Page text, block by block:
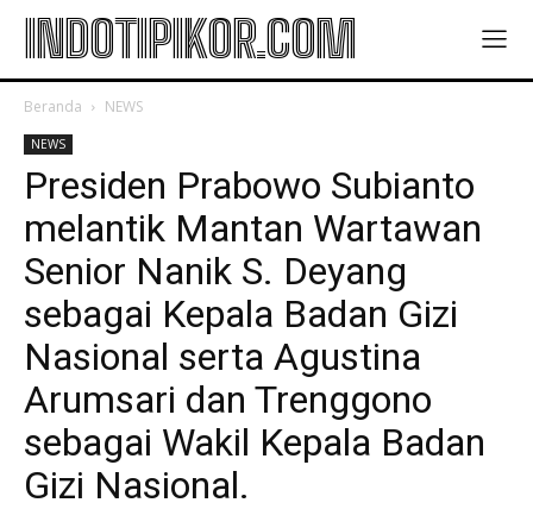
INDOTIPIKOR.COM
Beranda NEWS
NEWS
Presiden Prabowo Subianto
melantik Mantan Wartawan
Senior Nanik S. Deyang
sebagai Kepala Badan Gizi
Nasional serta Agustina
Arumsari dan Trenggono
sebagai Wakil Kepala Badan
Gizi Nasional.